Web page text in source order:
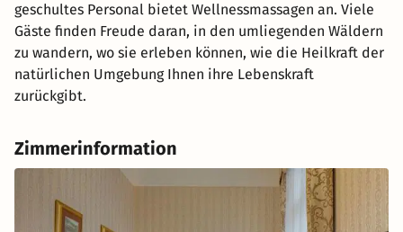
geschultes Personal bietet Wellnessmassagen an. Viele
Gäste finden Freude daran, in den umliegenden Wäldern
zu wandern, wo sie erleben können, wie die Heilkraft der
natürlichen Umgebung Ihnen ihre Lebenskraft
zurückgibt.
Zimmerinformation